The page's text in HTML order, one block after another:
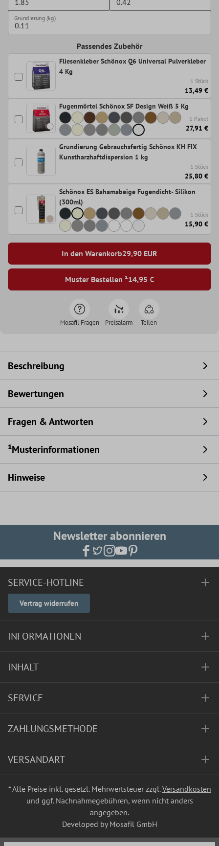
Grundierung (kg)
Passendes Zubehör
Fliesenkleber Schönox Q6 Universal Pulverkleber
4 Kg
1 Stück
13,49 €
Fugenmörtel Schönox SF Design Weiß 5 Kg
1 Paket
27,91 €
Grundierung Gebrauchsfertig Schönox KH FIX
Kunstharzhaftdispersion 1 kg
1 Stück
25,80 €
Schönox ES Bahamabeige Fugendicht- Silikon
(300ml)
1 Stück
15,90 €
In den Warenkorb29,90 EUR
Muster Bestellen ¹14,95 €
Mosafil Fragen Preisalarm Teilen
Beschreibung
Bewertungen
Fragen & Antworten
¹Musterinformationen
Hinweise
Newsletter abonnieren
SERVICE-HOTLINE
Vertrag widerrufen
INFORMATIONEN
INHALT
SERVICE
ZAHLUNGSMETHODE
VERSANDART
* Alle Preise inkl. gesetzl. Mehrwertsteuer zzgl.Versandkosten
und ggf. Nachnahmegebühren, wenn nicht anders
angegeben.
Developed by Mosafil GmbH